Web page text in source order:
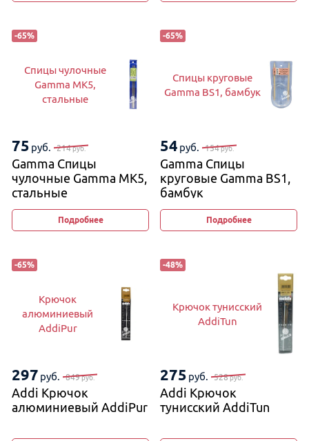
-65%
Спицы чулочные
Gamma MK5,
стальные
75 руб. 214руб.
Gamma Спицы
чулочные Gamma MK5,
стальные
Подробнее
-65%
Спицы круговые
Gamma BS1, бамбук
54 руб. 154руб.
Gamma Спицы
круговые Gamma BS1,
бамбук
Подробнее
-65%
Крючок
алюминиевый
AddiPur
297 руб. 849руб.
Addi Крючок
алюминиевый AddiPur
-48%
Крючок тунисский
AddiTun
275 руб. 528руб.
Addi Крючок
тунисский AddiTun